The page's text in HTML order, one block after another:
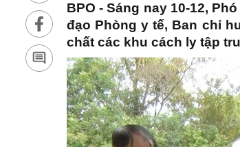
BPO - Sáng nay 10-12,
đạo Phòng y tế, Ban chỉ
chất các khu cách ly tập